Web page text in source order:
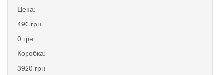
Цена:
490 грн
0 грн
Коробка:
3920 грн